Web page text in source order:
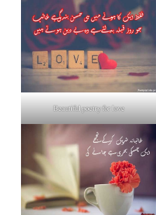
Beautiful poetry for love